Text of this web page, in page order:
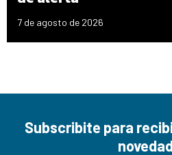
7 de agosto de 2026
Subscribite para